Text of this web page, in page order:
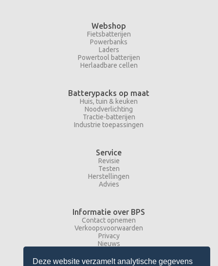
Deze website verzamelt analytische gegevens
Webshop
Fietsbatterijen
Powerbanks
Laders
Powertool batterijen
Herlaadbare cellen
Batterypacks op maat
Huis, tuin & keuken
Noodverlichting
Tractie-batterijen
Industrie toepassingen
Service
Revisie
Testen
Herstellingen
Advies
Informatie over BPS
Contact opnemen
Verkoopsvoorwaarden
Privacy
Nieuws